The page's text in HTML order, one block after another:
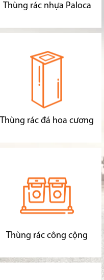
Thùng rác nhựa Paloca
Thùng rác đá hoa cương
Thùng rác công cộng